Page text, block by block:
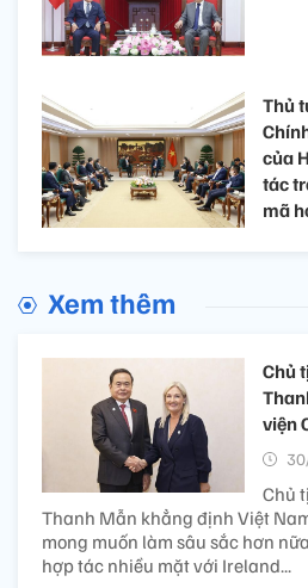
Thủ
của
tác
mã
Xem thêm
Chủ
viện
Chủ
Thanh Mẫn khẳng định Việt
mong muốn làm sâu sắc hơn
hợp tác nhiều mặt với Ireland...